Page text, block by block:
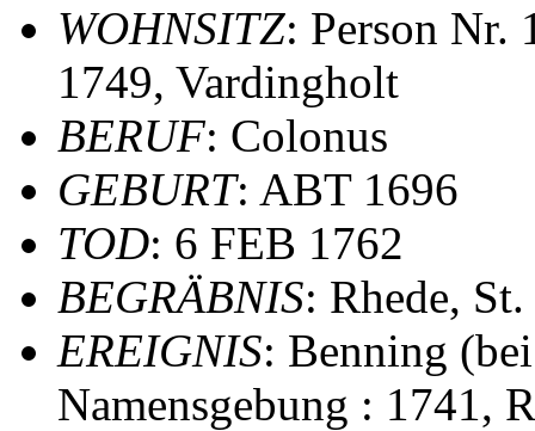
WOHNSITZ: Person Nr.
1749, Vardingholt
BERUF: Colonus
GEBURT: ABT 1696
TOD: 6 FEB 1762
BEGRÄBNIS: Rhede,
EREIGNIS: Benning
Namensgebung : 1741,